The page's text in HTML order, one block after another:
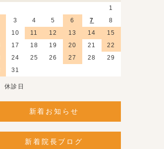
1
3 4 5 6 7
8
10 11 12 13 14
15
17 18 19 20 21
22
24 25 26 27 28
29
31
休診日
新着お知らせ
新着院長ブログ